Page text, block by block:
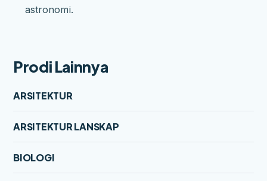
astronomi.
Prodi Lainnya
ARSITEKTUR
ARSITEKTUR LANSKAP
BIOLOGI